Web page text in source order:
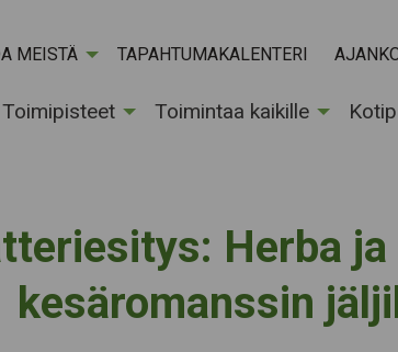
MEISTÄ TAPAHTUMAKALENTERI
Toimipisteet Toimintaa kaikille
Herba ja
kesäromanssin